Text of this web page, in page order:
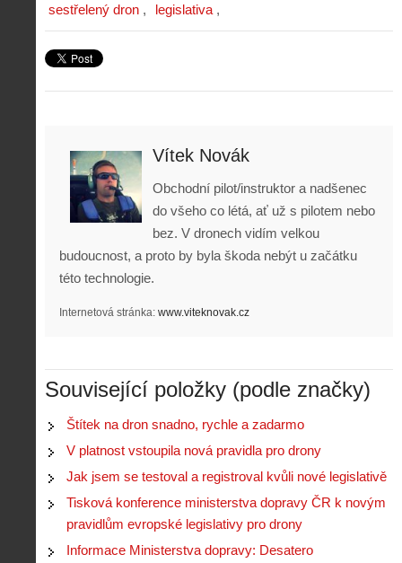
sestřelený dron
legislativa
Vítek Novák
Obchodní pilot/instruktor a nadšenec
do všeho co létá, ať už s pilotem nebo
bez. V dronech vidím velkou
budoucnost, a proto by byla škoda nebýt u začátku
této technologie.
Internetová stránka: www.viteknovak.cz
Související položky (podle značky)
Štítek na dron snadno, rychle a zadarmo
V platnost vstoupila nová pravidla pro drony
Jak jsem se testoval a registroval kvůli nové legislativě
Tisková konference ministerstva dopravy ČR k novým
pravidlům evropské legislativy pro drony
Informace Ministerstva dopravy: Desatero
Z
h
s
t
r
i
d
i
s
i
e
S
r
i
l
: